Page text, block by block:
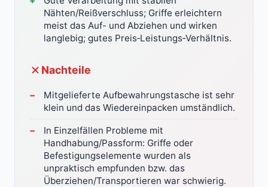
Nähten/Reißverschluss; Griffe erleichtern
meist das Auf- und Abziehen und wirken
langlebig; gutes Preis‑Leistungs‑Verhältnis.
Nachteile
Mitgelieferte Aufbewahrungstasche ist sehr
klein und das Wiedereinpacken umständlich.
In Einzelfällen Probleme mit
Handhabung/Passform: Griffe oder
Befestigungselemente wurden als
unpraktisch empfunden bzw. das
Überziehen/Transportieren war schwierig.